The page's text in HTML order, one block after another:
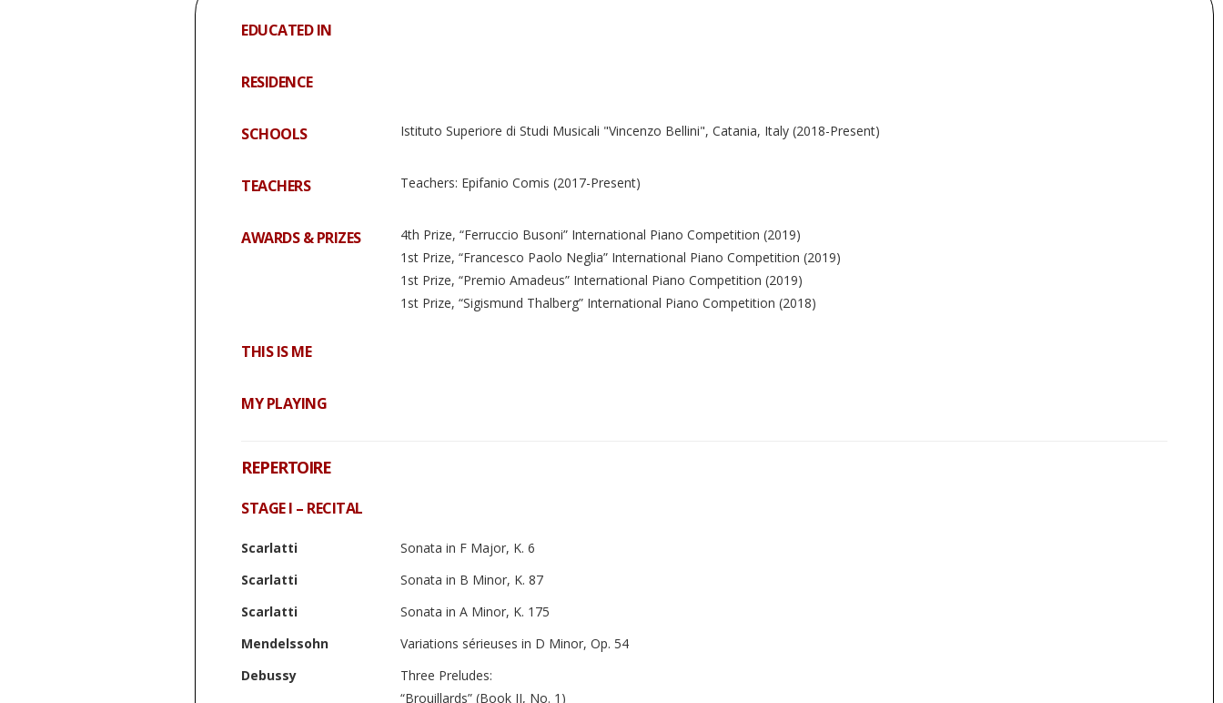
EDUCATED IN
RESIDENCE
SCHOOLS Istituto Superiore di Studi Musicali "Vincenzo Bellini", Catania, Italy (2018-Present)
TEACHERS Teachers: Epifanio Comis (2017-Present)
AWARDS & PRIZES
4th Prize, “Ferruccio Busoni” International Piano Competition (2019)
1st Prize, “Francesco Paolo Neglia” International Piano Competition (2019)
1st Prize, “Premio Amadeus” International Piano Competition (2019)
1st Prize, “Sigismund Thalberg” International Piano Competition (2018)
THIS IS ME
MY PLAYING
REPERTOIRE
STAGE I – RECITAL
Scarlatti
Sonata in F Major, K. 6
Scarlatti
Sonata in B Minor, K. 87
Scarlatti
Sonata in A Minor, K. 175
Mendelssohn
Variations sérieuses in D Minor, Op. 54
Debussy
Three Preludes:
“Brouillards” (Book II, No. 1)